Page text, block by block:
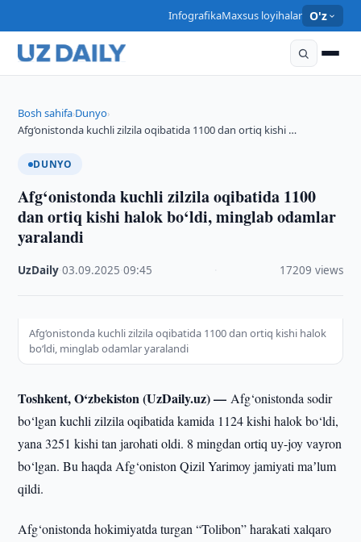
InfografikaMaxsus loyihalar O'z
Bosh sahifa›Dunyo›
Afg‘onistonda kuchli zilzila oqibatida 1100 dan ortiq kishi …
DUNYO
Afg‘onistonda kuchli zilzila oqibatida 1100
dan ortiq kishi halok bo‘ldi, minglab odamlar
yaralandi
UzDaily ·03.09.2025 ·09:45 17209 views
Afg‘onistonda kuchli zilzila oqibatida 1100 dan ortiq kishi halok
bo‘ldi, minglab odamlar yaralandi
Toshkent, O‘zbekiston (UzDaily.uz) —Afg‘onistonda sodir
bo‘lgan kuchli zilzila oqibatida kamida 1124 kishi halok bo‘ldi,
yana 3251 kishi tan jarohati oldi. 8 mingdan ortiq uy-joy vayron
bo‘lgan. Bu haqda Afg‘oniston Qizil Yarimoy jamiyati maʼlum
qildi.
Afg‘onistonda hokimiyatda turgan “Tolibon” harakati xalqaro